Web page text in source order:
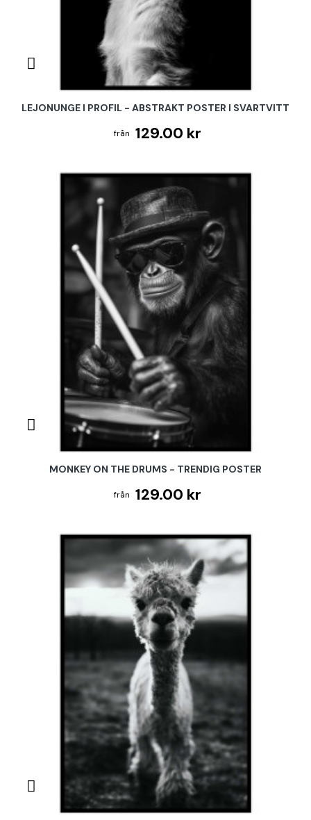
LEJONUNGE I PROFIL - ABSTRAKT POSTER I SVARTVITT
129.00 kr
MONKEY ON THE DRUMS - TRENDIG POSTER
129.00 kr